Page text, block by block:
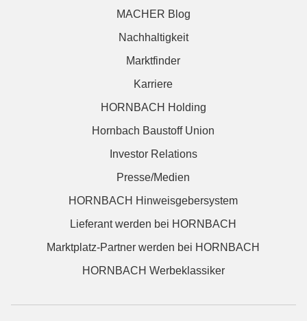
MACHER Blog
Nachhaltigkeit
Marktfinder
Karriere
HORNBACH Holding
Hornbach Baustoff Union
Investor Relations
Presse/Medien
HORNBACH Hinweisgebersystem
Lieferant werden bei HORNBACH
Marktplatz-Partner werden bei HORNBACH
HORNBACH Werbeklassiker